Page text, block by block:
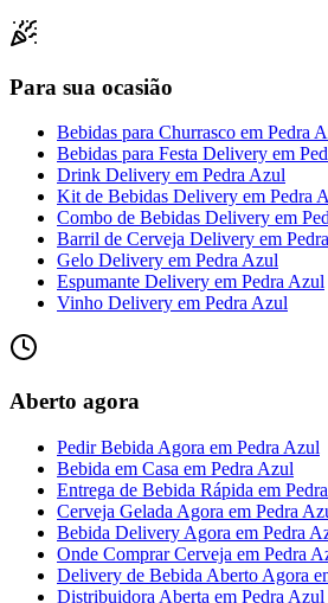
Para sua ocasião
Bebidas para Churrasco em Pedra
Bebidas para Festa Delivery em
Drink Delivery em Pedra Azul
Kit de Bebidas Delivery em Pedra
Combo de Bebidas Delivery em
Barril de Cerveja Delivery em
Gelo Delivery em Pedra Azul
Espumante Delivery em Pedra Azul
Vinho Delivery em Pedra Azul
Aberto agora
Pedir Bebida Agora em Pedra Azul
Bebida em Casa em Pedra Azul
Entrega de Bebida Rápida em
Cerveja Gelada Agora em Pedra
Bebida Delivery Agora em Pedra
Onde Comprar Cerveja em Pedra
Delivery de Bebida Aberto Agora
Distribuidora Aberta em Pedra Azul